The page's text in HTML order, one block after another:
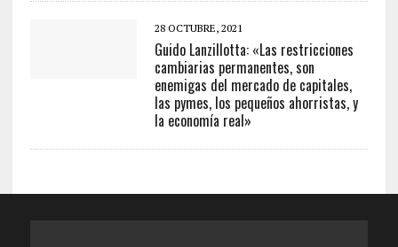
28 OCTUBRE, 2021
Guido Lanzillotta: «Las restricciones
cambiarias permanentes, son
enemigas del mercado de capitales,
las pymes, los pequeños ahorristas, y
la economía real»